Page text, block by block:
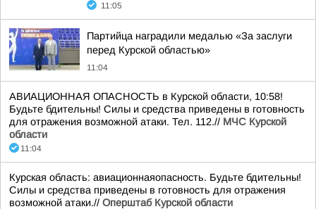
11:05
Партийца наградили медалью «За заслуги
перед Курской областью»
11:04
АВИАЦИОННАЯ ОПАСНОСТЬ в Курской области, 10:58!
Будьте бдительны! Силы и средства приведены в готовность
для отражения возможной атаки. Тел. 112.// МЧС Курской
области
11:04
Курская область: авиационнаяопасность. Будьте бдительны!
Силы и средства приведены в готовность для отражения
возможной атаки.// Оперштаб Курской области